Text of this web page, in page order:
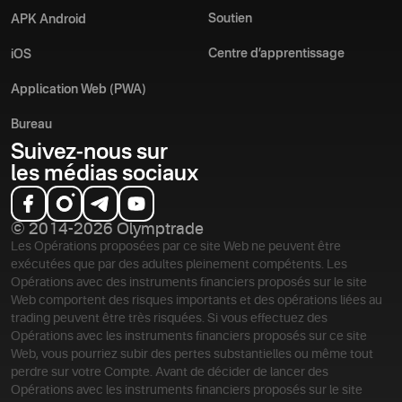
APK Android
iOS
Application Web (PWA)
Bureau
Soutien
Centre d’apprentissage
Suivez-nous sur
les médias sociaux
© 2014-2026 Olymptrade
Les Opérations proposées par ce site Web ne peuvent être
exécutées que par des adultes pleinement compétents. Les
Opérations avec des instruments financiers proposés sur le site
Web comportent des risques importants et des opérations liées au
trading peuvent être très risquées. Si vous effectuez des
Opérations avec les instruments financiers proposés sur ce site
Web, vous pourriez subir des pertes substantielles ou même tout
perdre sur votre Compte. Avant de décider de lancer des
Opérations avec les instruments financiers proposés sur le site